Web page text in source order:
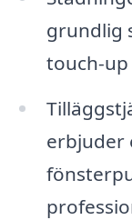
grundlig
touch-
erbjuder